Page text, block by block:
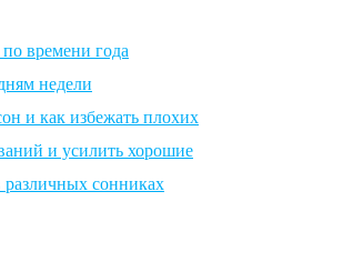
времени года
недели
и как избежать плохих
и усилить хорошие
различных сонниках